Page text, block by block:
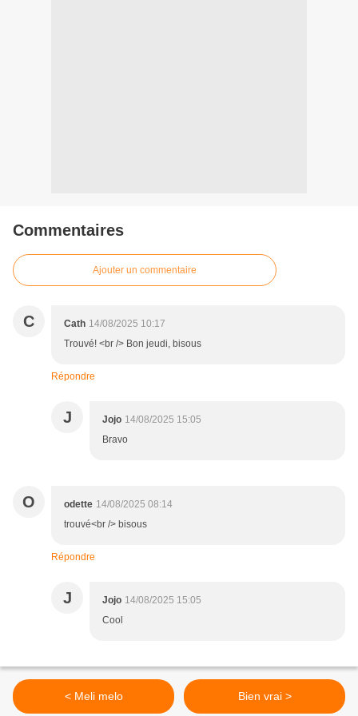
Commentaires
Ajouter un commentaire
C Cath 14/08/2025 10:17
Trouvé! <br /> Bon jeudi, bisous
Répondre
J Jojo 14/08/2025 15:05
Bravo
O odette 14/08/2025 08:14
trouvé<br /> bisous
Répondre
J Jojo 14/08/2025 15:05
Cool
< Meli melo Bien vrai >